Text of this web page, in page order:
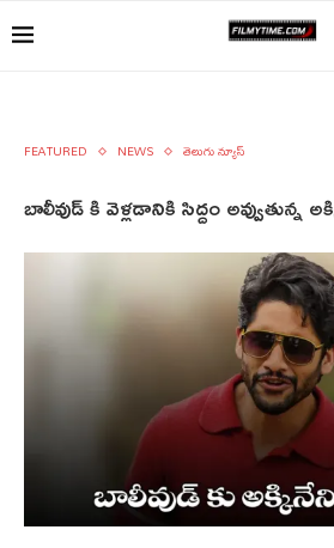
FEATURED NEWS తెలుగు న్యూస్
బాలీవుడ్ కి వెళ్లడానికి సిద్దం అవ్వుతున్న